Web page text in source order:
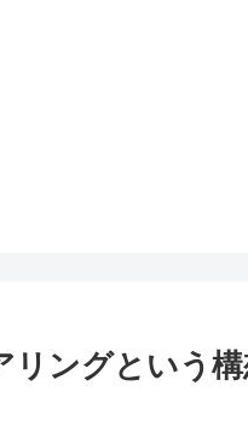
リングという